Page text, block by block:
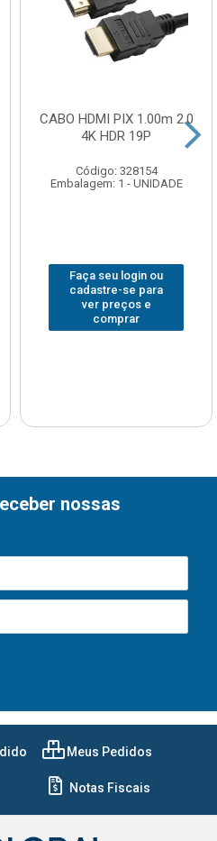
CABO HDMI PIX 1.00m 2.0
4K HDR 19P
Código: 328154
Embalagem: 1 - UNIDADE
Faça seu login ou
cadastre-se para
ver preços e
comprar
nossas
Meus Pedidos
Notas Fiscais